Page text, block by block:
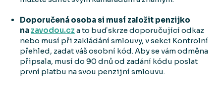
Doporučená osoba si musí založit penzijko
na zavodou.cz a to buď skrze doporučující odkaz
nebo musí při zakládání smlouvy, v sekci Kontrolní
přehled, zadat váš osobní kód. Aby se vám odměna
připsala, musí do 90 dnů od zadání kódu poslat
první platbu na svou penzijní smlouvu.